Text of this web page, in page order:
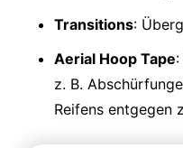
Transitions:
Aerial Hoop Tape
z. B.
Reifens entgegen